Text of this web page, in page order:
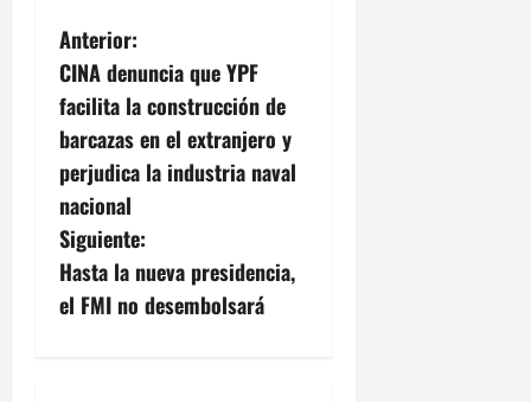
N
a
v
e
g
a
Anterior:
CINA denuncia que YPF
facilita la construcción de
barcazas en el extranjero y
perjudica la industria naval
nacional
Siguiente:
Hasta la nueva presidencia,
el FMI no desembolsará